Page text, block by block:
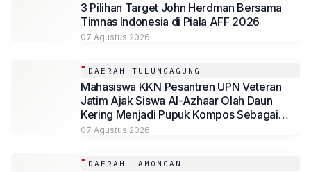
3 Pilihan Target John Herdman Bersama
Timnas Indonesia di Piala AFF 2026
07 Agustus 2026
DAERAH TULUNGAGUNG
Mahasiswa KKN Pesantren UPN Veteran
Jatim Ajak Siswa Al-Azhaar Olah Daun
Kering Menjadi Pupuk Kompos Sebagai
Solusi Ramah Lingkungan
07 Agustus 2026
DAERAH LAMONGAN